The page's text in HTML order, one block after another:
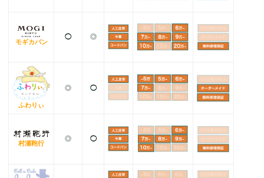
モギカバン
◯ ◎
ふわりぃ
◎ ◯
村瀬鞄行
◎ ◯